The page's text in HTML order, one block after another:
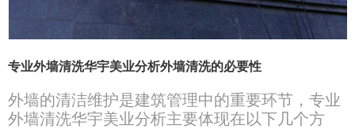
专业外墙清洗华宇美业分析外墙清洗的必要性
外墙的清洁维护是建筑管理中的重要环节，专业
外墙清洗华宇美业分析主要体现在以下几个方